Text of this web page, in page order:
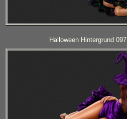
Halloween Hintergrund 097